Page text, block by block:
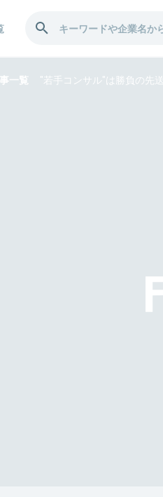
一覧 "若手コンサル"は勝負の先